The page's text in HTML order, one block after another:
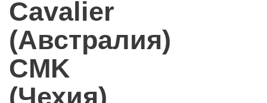
Cavalier
(Австралия)
CMK
(Чехия)